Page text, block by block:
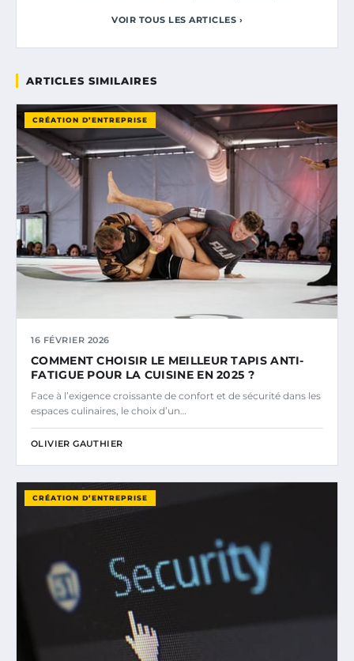
VOIR TOUS LES ARTICLES ›
ARTICLES SIMILAIRES
CRÉATION D’ENTREPRISE
16 FÉVRIER 2026
COMMENT CHOISIR LE MEILLEUR TAPIS ANTI-
FATIGUE POUR LA CUISINE EN 2025 ?
Face à l’exigence croissante de confort et de sécurité dans les
espaces culinaires, le choix d’un…
OLIVIER GAUTHIER
CRÉATION D’ENTREPRISE